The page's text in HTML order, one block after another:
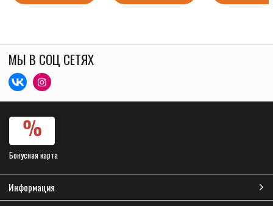
МЫ В СОЦ СЕТЯХ
Бонусная карта
Информация